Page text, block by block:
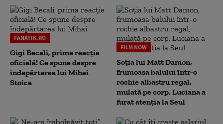
FANATIK.RO
Gigi Becali, prima reacție
oficială! Ce spune despre
îndepărtarea lui Mihai
Stoica
FILM NOW
Soția lui Matt Damon,
frumoasa balului într-o
rochie albastru regal,
mulată pe corp. Luciana a
furat atenția la Seul